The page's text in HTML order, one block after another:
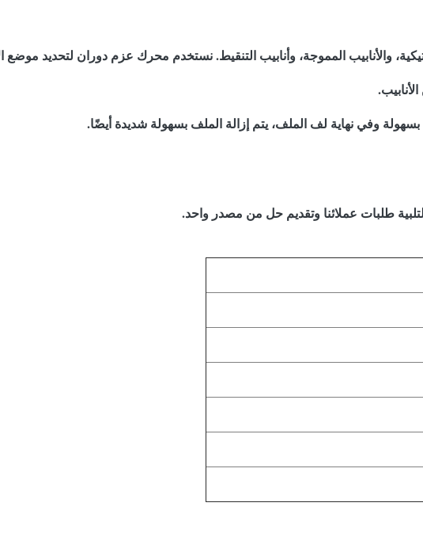
والأنابيب المموجة، وأنابيب التنقيط. نستخدم محرك عزم دوران لتحديد
وفي نهاية لف الملف، يتم إزالة الملف بسهولة شديدة أيضًا.
لتلبية طلبات عملائنا وتقديم حل من مصدر واحد.